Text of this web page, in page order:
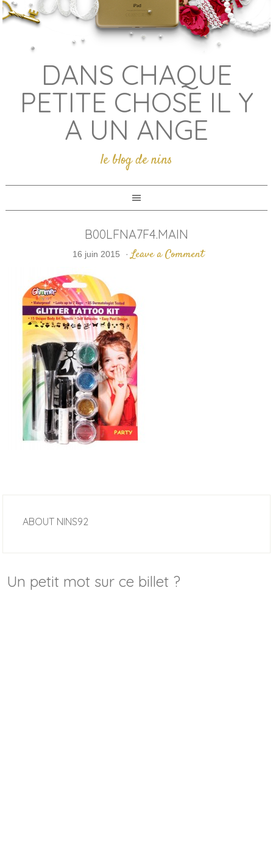
DANS CHAQUE
PETITE CHOSE IL Y
A UN ANGE
le blog de nins
B00LFNA7F4.MAIN
16 juin 2015 · Leave a Comment
ABOUT NINS92
Un petit mot sur ce billet ?